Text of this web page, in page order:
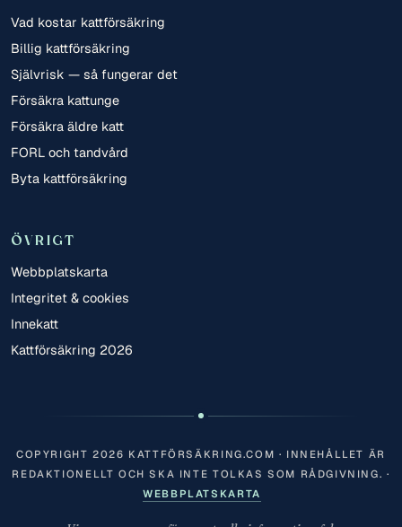
Vad kostar kattförsäkring
Billig kattförsäkring
Självrisk — så fungerar det
Försäkra kattunge
Försäkra äldre katt
FORL och tandvård
Byta kattförsäkring
ÖVRIGT
Webbplatskarta
Integritet & cookies
Innekatt
Kattförsäkring 2026
COPYRIGHT 2026 KATTFÖRSÄKRING.COM · INNEHÅLLET ÄR
REDAKTIONELLT OCH SKA INTE TOLKAS SOM RÅDGIVNING. ·
WEBBPLATSKARTA